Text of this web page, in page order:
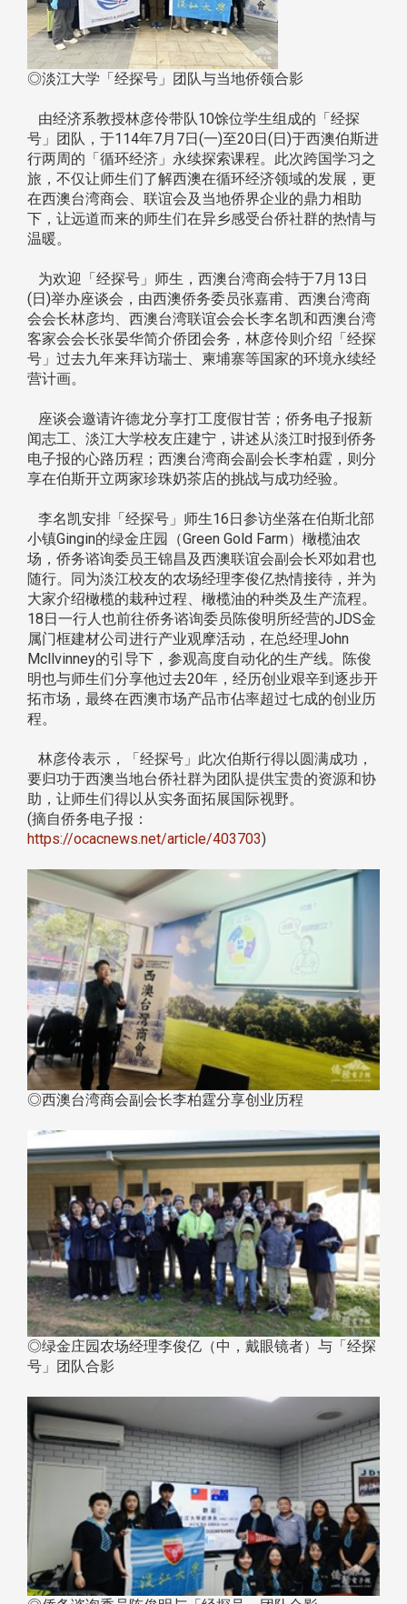
◎淡江大学「经探号」团队与当地侨领合影
由经济系教授林彦伶带队10馀位学生组成的「经探
号」团队，于114年7月7日(一)至20日(日)于西澳伯斯进
行两周的「循环经济」永续探索课程。此次跨国学习之
旅，不仅让师生们了解西澳在循环经济领域的发展，更
在西澳台湾商会、联谊会及当地侨界企业的鼎力相助
下，让远道而来的师生们在异乡感受台侨社群的热情与
温暖。
为欢迎「经探号」师生，西澳台湾商会特于7月13日
(日)举办座谈会，由西澳侨务委员张嘉甫、西澳台湾商
会会长林彦均、西澳台湾联谊会会长李名凯和西澳台湾
客家会会长张晏华简介侨团会务，林彦伶则介绍「经探
号」过去九年来拜访瑞士、柬埔寨等国家的环境永续经
营计画。
座谈会邀请许德龙分享打工度假甘苦；侨务电子报新
闻志工、淡江大学校友庄建宁，讲述从淡江时报到侨务
电子报的心路历程；西澳台湾商会副会长李柏霆，则分
享在伯斯开立两家珍珠奶茶店的挑战与成功经验。
李名凯安排「经探号」师生16日参访坐落在伯斯北部
小镇Gingin的绿金庄园（Green Gold Farm）橄榄油农
场，侨务谘询委员王锦昌及西澳联谊会副会长邓如君也
随行。同为淡江校友的农场经理李俊亿热情接待，并为
大家介绍橄榄的栽种过程、橄榄油的种类及生产流程。
18日一行人也前往侨务谘询委员陈俊明所经营的JDS金
属门框建材公司进行产业观摩活动，在总经理John
Mcllvinney的引导下，参观高度自动化的生产线。陈俊
明也与师生们分享他过去20年，经历创业艰辛到逐步开
拓市场，最终在西澳市场产品市佔率超过七成的创业历
程。
林彦伶表示，「经探号」此次伯斯行得以圆满成功，
要归功于西澳当地台侨社群为团队提供宝贵的资源和协
助，让师生们得以从实务面拓展国际视野。
(摘自侨务电子报：
https://ocacnews.net/article/403703)
◎西澳台湾商会副会长李柏霆分享创业历程
◎绿金庄园农场经理李俊亿（中，戴眼镜者）与「经探
号」团队合影